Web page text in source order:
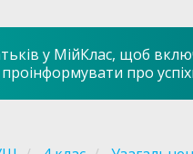
у МійКлас, щоб
про